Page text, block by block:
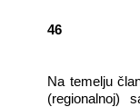
46
Na temelju
(regionalnoj)